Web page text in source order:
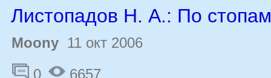
Листопадов Н. А.: По
Moony 11 окт 2006
0
6657